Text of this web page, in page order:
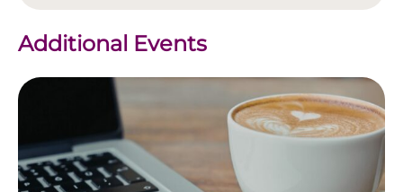
Additional Events